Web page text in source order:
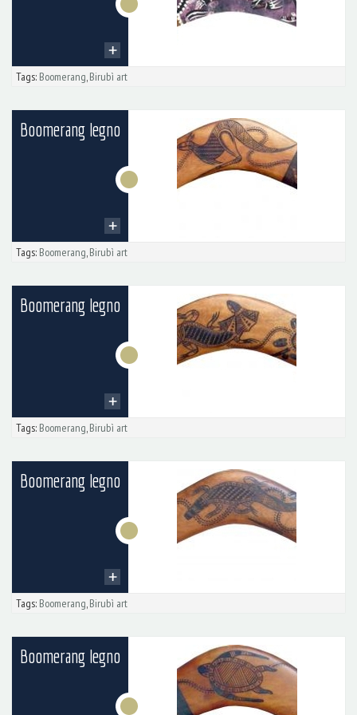
Tags: Boomerang,Birubì art
Boomerang legno
Tags: Boomerang,Birubì art
Boomerang legno
Tags: Boomerang,Birubì art
Boomerang legno
Tags: Boomerang,Birubì art
Boomerang legno